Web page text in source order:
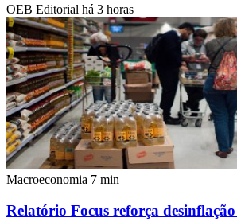
OEB Editorial há 3 horas
Macroeconomia 7 min
Relatório Focus reforça